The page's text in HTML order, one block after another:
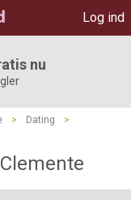
Log ind
nu
> Dating
>